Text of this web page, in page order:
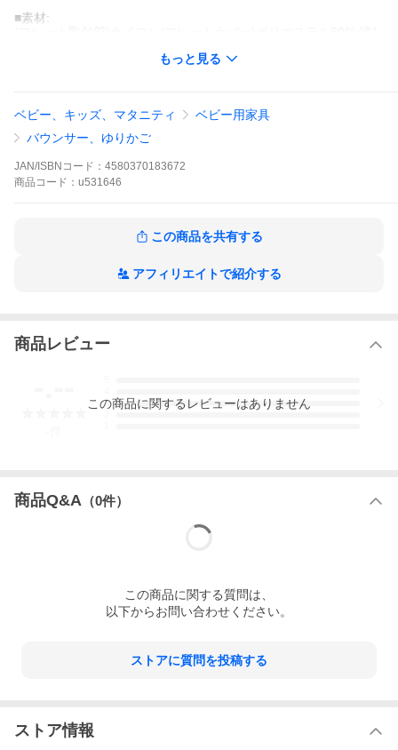
■素材:
(トーイ)オーガニックコットン
※ベビービョルンのシッターバランス、バランスソフト、ソフト
メッシュ全てにご利用いただけます。
ベビービョルン バウンサー用 ソフトトーイ フレンズ ニュートラ
ル BabyBjorn バウンサー用おもちゃ
【下部に続きます】
(対象地域：甲信越 北陸 関東 東海 関西 中国 四国 九州)
・のし - 種類多数・ご記名可能
もっと見る
ベビー、キッズ、マタニティ
ベビー用家具
バウンサー、ゆりかご
JAN/ISBNコード： 4580370183672
商品 コード： u531646
この商品を共有する
アフィリエイトで紹介する
商品レビュー
3
この商品に関するレビューはありません
商品Q&A （0件）
この商品に関する質問は、
以下からお問い合わせください。
ストアに質問を投稿する
ストア情報